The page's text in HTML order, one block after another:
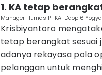
1. KA tetap
Manager Humas PT KAI Daop 6
Krisbiyantoro
tetap berangkat sesuai
adanya rekayasa pola
pelanggan untuk